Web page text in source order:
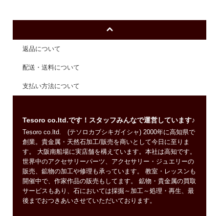
返品について
配送・送料について
支払い方法について
Tesoro co.ltd.です！スタッフみんなで運営しています♪
Tesoro co.ltd. (テソロカブシキガイシャ) 2000年に高知県で
創業。貴金属・天然石加工/販売を商いとして今日に至りま
す。 大阪南船場に実店舗を構えています。本社は高知です。
世界中のアクセサリーパーツ、アクセサリー・ジュエリーの
販売、鉱物の加工や修理も承っています。 教室・レッスンも
開催中で、作家作品の販売もしてます。 鉱物・貴金属の買取
サービスもあり、石においては採掘～加工～処理・再生、最
後までおつきあいさせていただいております。